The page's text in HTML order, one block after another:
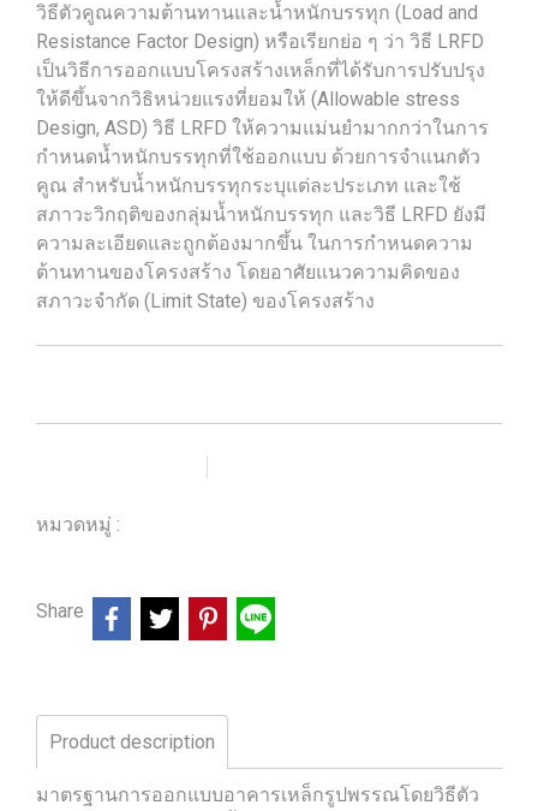
วิธีตัวคูณความต้านทานและน้ำหนักบรรทุก (Load and
Resistance Factor Design) หรือเรียกย่อ ๆ ว่า วิธี LRFD
เป็นวิธีการออกแบบโครงสร้างเหล็กที่ได้รับการปรับปรุง
ให้ดีขึ้นจากวิธิหน่วยแรงที่ยอมให้ (Allowable stress
Design, ASD) วิธี LRFD ให้ความแม่นยำมากกว่าในการ
กำหนดน้ำหนักบรรทุกที่ใช้ออกแบบ ด้วยการจำแนกตัว
คูณ สำหรับน้ำหนักบรรทุกระบุแต่ละประเภท และใช้
สภาวะวิกฤติของกลุ่มน้ำหนักบรรทุก และวิธี LRFD ยังมี
ความละเอียดและถูกต้องมากขึ้น ในการกำหนดความ
ต้านทานของโครงสร้าง โดยอาศัยแนวความคิดของ
สภาวะจำกัด (Limit State) ของโครงสร้าง
หมวดหมู่ :
Share
Product description
มาตรฐานการออกแบบอาคารเหล็กรูปพรรณโดยวิธีตัว